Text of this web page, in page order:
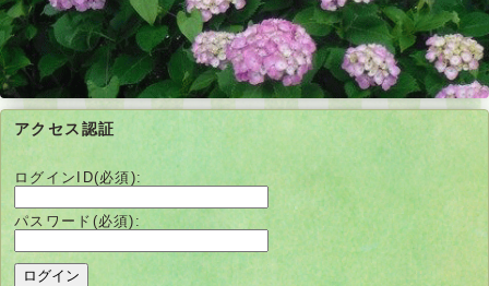
アクセス認証
ログインID(必須):
パスワード(必須):